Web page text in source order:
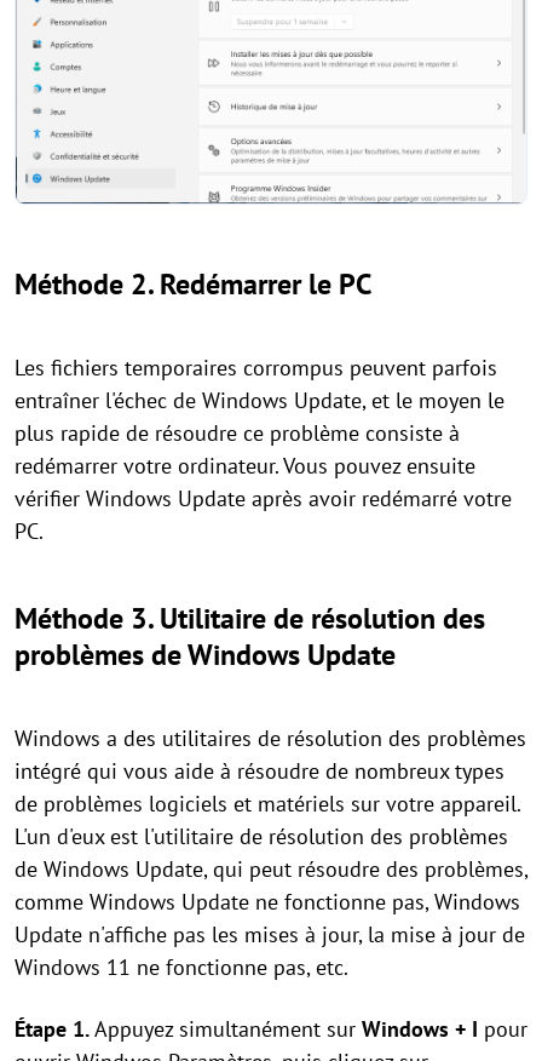
Méthode 2. Redémarrer le PC
Les fichiers temporaires corrompus peuvent parfois
entraîner l'échec de Windows Update, et le moyen le
plus rapide de résoudre ce problème consiste à
redémarrer votre ordinateur. Vous pouvez ensuite
vérifier Windows Update après avoir redémarré votre
PC.
Méthode 3. Utilitaire de résolution des
problèmes de Windows Update
Windows a des utilitaires de résolution des problèmes
intégré qui vous aide à résoudre de nombreux types
de problèmes logiciels et matériels sur votre appareil.
L'un d'eux est l'utilitaire de résolution des problèmes
de Windows Update, qui peut résoudre des problèmes,
comme Windows Update ne fonctionne pas, Windows
Update n'affiche pas les mises à jour, la mise à jour de
Windows 11 ne fonctionne pas, etc.
Étape 1.Appuyez simultanément sur Windows + I pour